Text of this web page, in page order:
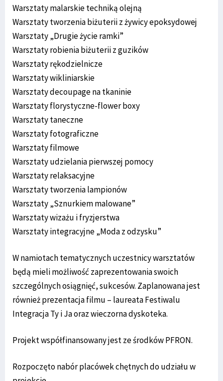
Warsztaty malarskie techniką olejną
Warsztaty tworzenia biżuterii z żywicy epoksydowej
Warsztaty „Drugie życie ramki”
Warsztaty robienia biżuterii z guzików
Warsztaty rękodzielnicze
Warsztaty wikliniarskie
Warsztaty decoupage na tkaninie
Warsztaty florystyczne-flower boxy
Warsztaty taneczne
Warsztaty fotograficzne
Warsztaty filmowe
Warsztaty udzielania pierwszej pomocy
Warsztaty relaksacyjne
Warsztaty tworzenia lampionów
Warsztaty „Sznurkiem malowane”
Warsztaty wizażu i fryzjerstwa
Warsztaty integracyjne „Moda z odzysku”
W namiotach tematycznych uczestnicy warsztatów
będą mieli możliwość zaprezentowania swoich
szczególnych osiągnięć, sukcesów. Zaplanowana jest
również prezentacja filmu – laureata Festiwalu
Integracja Ty i Ja oraz wieczorna dyskoteka.
Projekt współfinansowany jest ze środków PFRON.
Rozpoczęto nabór placówek chętnych do udziału w